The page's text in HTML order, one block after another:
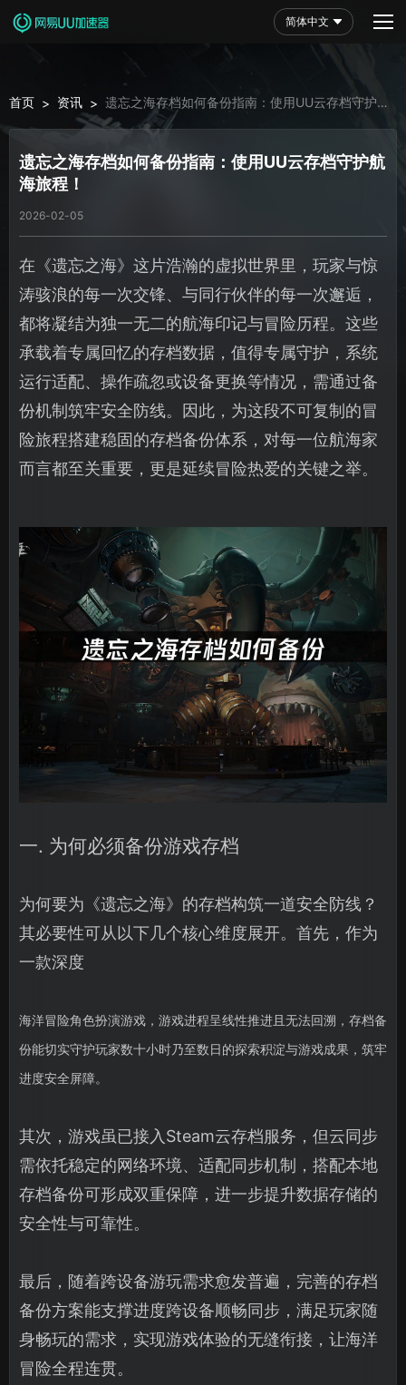
简体中文
首页 > 资讯 > 遗忘之海存档如何备份指南：使用UU云存档守护航
海旅程！
遗忘之海存档如何备份指南：使用UU云存档守护航
海旅程！
2026-02-05
在《遗忘之海》这片浩瀚的虚拟世界里，玩家与惊
涛骇浪的每一次交锋、与同行伙伴的每一次邂逅，
都将凝结为独一无二的航海印记与冒险历程。这些
承载着专属回忆的存档数据，值得专属守护，系统
运行适配、操作疏忽或设备更换等情况，需通过备
份机制筑牢安全防线。因此，为这段不可复制的冒
险旅程搭建稳固的存档备份体系，对每一位航海家
而言都至关重要，更是延续冒险热爱的关键之举。
一. 为何必须备份游戏存档
为何要为《遗忘之海》的存档构筑一道安全防线？
其必要性可从以下几个核心维度展开。首先，作为
一款深度
海洋冒险角色扮演游戏，游戏进程呈线性推进且无法回溯，存档备
份能切实守护玩家数十小时乃至数日的探索积淀与游戏成果，筑牢
进度安全屏障。
其次，游戏虽已接入Steam云存档服务，但云同步
需依托稳定的网络环境、适配同步机制，搭配本地
存档备份可形成双重保障，进一步提升数据存储的
安全性与可靠性。
最后，随着跨设备游玩需求愈发普遍，完善的存档
备份方案能支撑进度跨设备顺畅同步，满足玩家随
身畅玩的需求，实现游戏体验的无缝衔接，让海洋
冒险全程连贯。